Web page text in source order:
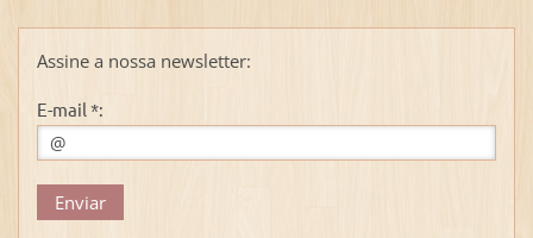
Assine a nossa newsletter:
E-mail *: